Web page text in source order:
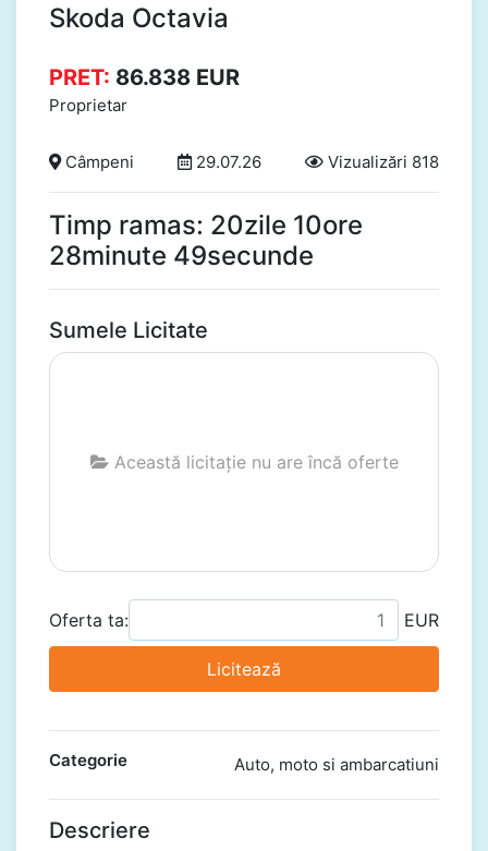
Skoda Octavia
PRET: 86.838 EUR
Proprietar
Câmpeni 29.07.26 Vizualizări 818
Timp ramas: 20zile 10ore
28minute 48secunde
Sumele Licitate
Această licitație nu are încă oferte
Oferta ta: EUR
Licitează
Categorie Auto, moto si ambarcatiuni
Descriere